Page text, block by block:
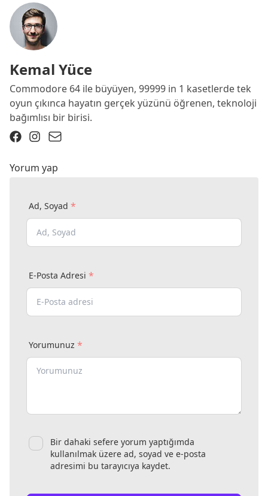
Kemal Yüce
Commodore 64 ile büyüyen, 99999 in 1 kasetlerde tek
oyun çıkınca hayatın gerçek yüzünü öğrenen, teknoloji
bağımlısı bir birisi.
Yorum yap
Ad, Soyad *
E-Posta Adresi *
Yorumunuz *
Bir dahaki sefere yorum yaptığımda
kullanılmak üzere ad, soyad ve e-posta
adresimi bu tarayıcıya kaydet.